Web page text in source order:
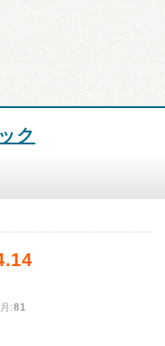
ク
:81